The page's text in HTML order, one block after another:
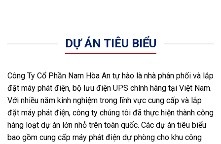
DỰ ÁN TIÊU BIỂU
Công Ty Cổ Phần Nam Hòa An tự hào là nhà phân phối và lắp
đặt máy phát điện, bộ lưu điện UPS chính hãng tại Việt Nam.
Với nhiều năm kinh nghiệm trong lĩnh vực cung cấp và lắp
đặt máy phát điện, công ty chúng tôi đã thực hiện thành công
hàng loạt dự án lớn nhỏ trên toàn quốc. Các dự án tiêu biểu
bao gồm cung cấp máy phát điện dự phòng cho khu công